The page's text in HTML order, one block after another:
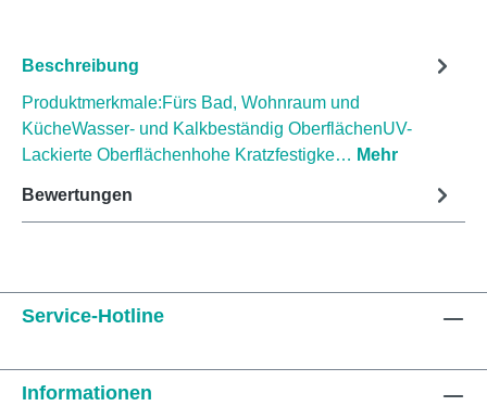
Beschreibung
Produktmerkmale:Fürs Bad, Wohnraum und
KücheWasser- und Kalkbeständig OberflächenUV-
Lackierte Oberflächenhohe Kratzfestigke… Mehr
Bewertungen
Service-Hotline
Informationen